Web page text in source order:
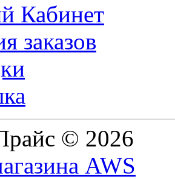
Кабинет
заказов
© 2026
AWS